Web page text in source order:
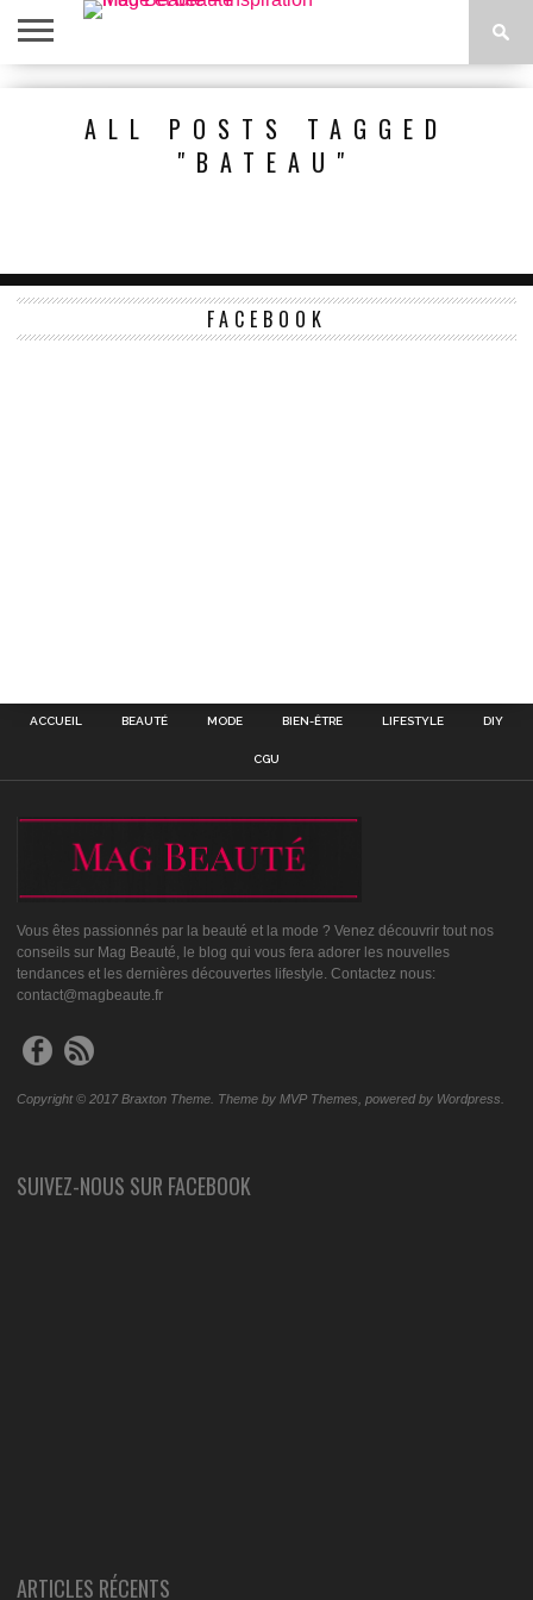
ACCUEIL
ALL POSTS TAGGED
"BATEAU"
FACEBOOK
ACCUEIL BEAUTÉ MODE BIEN-ÊTRE LIFESTYLE DIY
CGU
Vous êtes passionnés par la beauté et la mode ? Venez découvrir tout nos
conseils sur Mag Beauté, le blog qui vous fera adorer les nouvelles
tendances et les dernières découvertes lifestyle. Contactez nous:
contact@magbeaute.fr
Copyright © 2017 Braxton Theme. Theme by MVP Themes, powered by Wordpress.
SUIVEZ-NOUS SUR FACEBOOK
ARTICLES RÉCENTS